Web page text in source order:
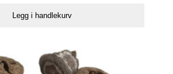
Legg i handlekurv